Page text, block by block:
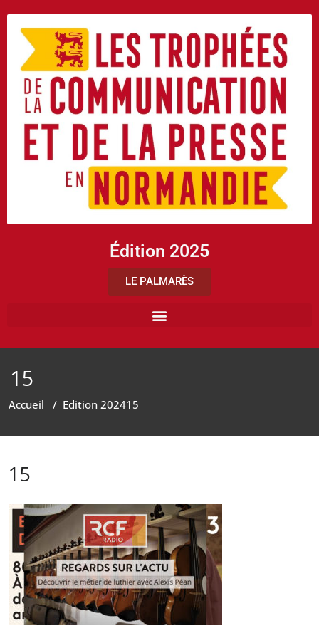
Édition 2025
LE PALMARÈS
15
Accueil / Edition 202415
15